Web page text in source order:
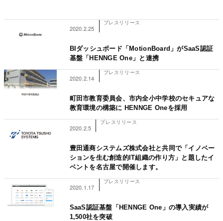
2020.2.25
プレスリリース
BIダッシュボード「MotionBoard」がSaaS認証
基盤「HENNGE One」と連携
2020.2.14
プレスリリース
町田市教育委員会、市内全小中学校のセキュアな
教育環境の構築に HENNGE Oneを採用
2020.2.5
プレスリリース
豊田通商システムズ株式会社と共同で「イノベー
ションを生む創造的IT組織の作り方」と題したイ
ベントを名古屋で開催します。
2020.1.17
プレスリリース
SaaS認証基盤「HENNGE One」の導入実績が
1,500社を突破